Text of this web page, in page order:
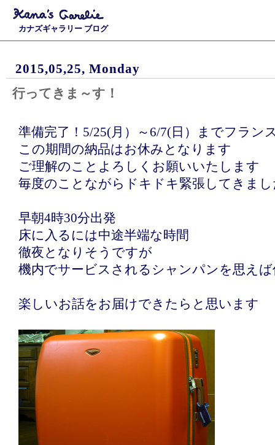
カナズギャラリー ブログ
2015,05,25, Monday
行ってきま～す！
準備完了！5/25(月）～6/7(日）までフラン
この期間の納品はお休みとなります
ご理解のことよろしくお願いいたします
毎度のことながらドキドキ緊張してきま
早朝4時30分出発
床に入るには中途半端な時間
徹夜となりそうですが
機内でサービスされるシャンパンを思え
楽しいお話をお届けできたらと思います